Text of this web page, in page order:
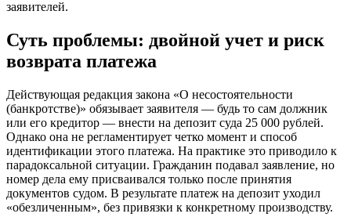
заявителей.
Суть проблемы: двойной учет и риск
возврата платежа
Действующая редакция закона «О несостоятельности
(банкротстве)» обязывает заявителя — будь то сам должник
или его кредитор — внести на депозит суда 25 000 рублей.
Однако она не регламентирует четко момент и способ
идентификации этого платежа. На практике это приводило к
парадоксальной ситуации. Гражданин подавал заявление, но
номер дела ему присваивался только после принятия
документов судом. В результате платеж на депозит уходил
«обезличенным», без привязки к конкретному производству.